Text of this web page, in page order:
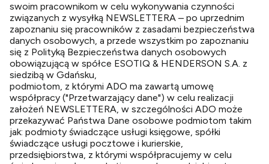
swoim pracownikom w celu wykonywania czynności
związanych z wysyłką NEWSLETTERA – po uprzednim
zapoznaniu się pracowników z zasadami bezpieczeństwa
danych osobowych, a przede wszystkim po zapoznaniu
się z Polityką Bezpieczeństwa danych osobowych
obowiązującą w spółce ESOTIQ & HENDERSON S.A. z
siedzibą w Gdańsku,
podmiotom, z którymi ADO ma zawartą umowę
współpracy ("Przetwarzający dane") w celu realizacji
założeń NEWSLETTERA, w szczególności ADO może
przekazywać Państwa Dane osobowe podmiotom takim
jak: podmioty świadczące usługi księgowe, spółki
świadczące usługi pocztowe i kurierskie,
przedsiębiorstwa, z którymi współpracujemy w celu